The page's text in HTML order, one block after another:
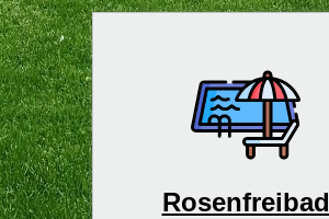
Rosenfreibad